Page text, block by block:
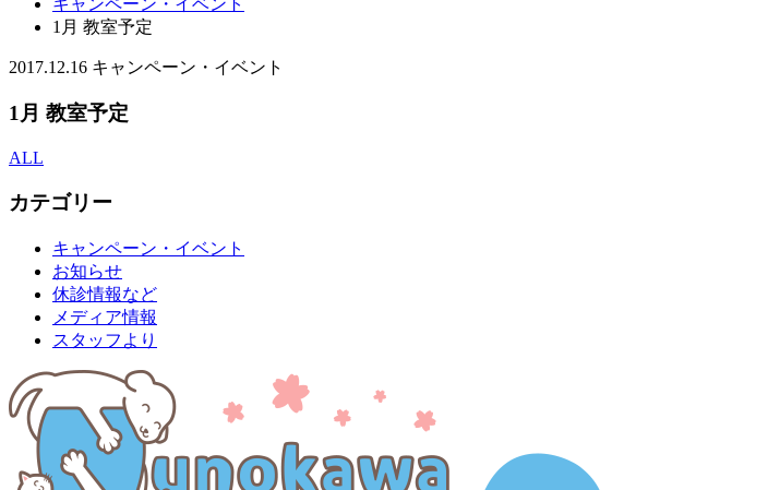
1月 教室予定
2017.12.16 キャンペーン・イベント
1月 教室予定
ALL
カテゴリー
キャンペーン・イベント
お知らせ
休診情報など
メディア情報
スタッフより